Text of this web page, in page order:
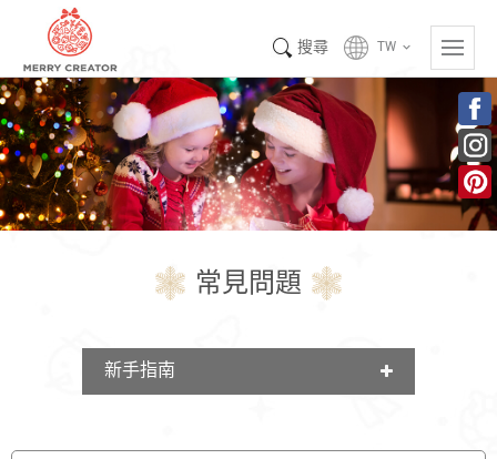
搜尋 TW keyboard_arrow_down
常見問題
新手指南